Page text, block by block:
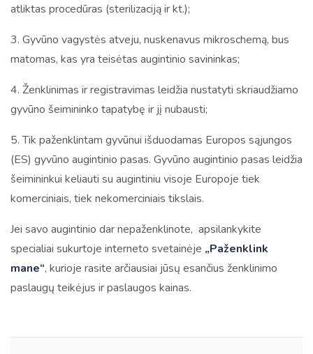
atliktas procedūras (sterilizaciją ir kt.);
3. Gyvūno vagystės atveju, nuskenavus mikroschemą, bus
matomas, kas yra teisėtas augintinio savininkas;
4. Ženklinimas ir registravimas leidžia nustatyti skriaudžiamo
gyvūno šeimininko tapatybę ir jį nubausti;
5. Tik paženklintam gyvūnui išduodamas Europos sąjungos
(ES) gyvūno augintinio pasas. Gyvūno augintinio pasas leidžia
šeimininkui keliauti su augintiniu visoje Europoje tiek
komerciniais, tiek nekomerciniais tikslais.
Jei savo augintinio dar nepaženklinote, apsilankykite
specialiai sukurtoje interneto svetainėje „Paženklink
mane“, kurioje rasite arčiausiai jūsų esančius ženklinimo
paslaugų teikėjus ir paslaugos kainas.